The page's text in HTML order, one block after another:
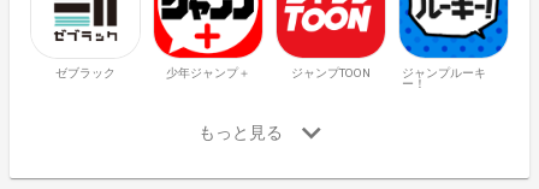
ゼブラック 少年ジャンプ＋ ジャンプTOON
ジャンプルーキ
ー！